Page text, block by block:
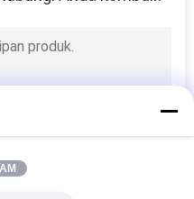
mobil
15